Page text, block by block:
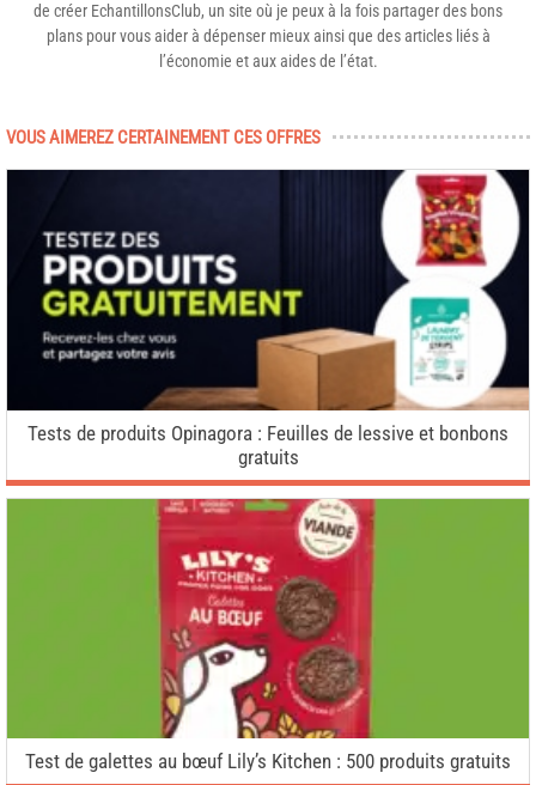
de créer EchantillonsClub, un site où je peux à la fois partager des bons
plans pour vous aider à dépenser mieux ainsi que des articles liés à
l’économie et aux aides de l’état.
VOUS AIMEREZ CERTAINEMENT CES OFFRES
Tests de produits Opinagora : Feuilles de lessive et bonbons
gratuits
Test de galettes au bœuf Lily’s Kitchen : 500 produits gratuits